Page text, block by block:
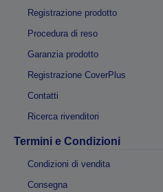
Registrazione prodotto
Procedura di reso
Garanzia prodotto
Registrazione CoverPlus
Contatti
Ricerca rivenditori
Termini e Condizioni
Condizioni di vendita
Consegna